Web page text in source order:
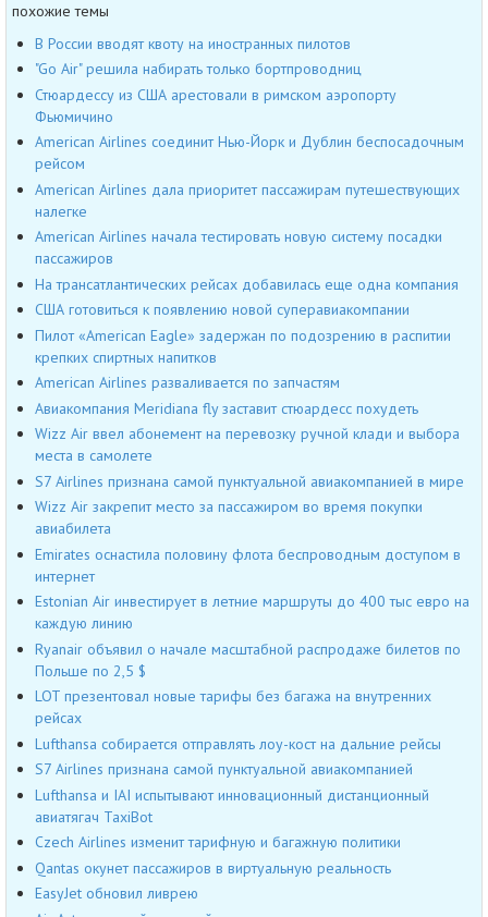
похожие темы
В России вводят квоту на иностранных пилотов
"Go Air" решила набирать только бортпроводниц
Стюардессу из США арестовали в римском аэропорту
Фьюмичино
American Airlines соединит Нью-Йорк и Дублин беспосадочным
рейсом
American Airlines дала приоритет пассажирам путешествующих
налегке
American Airlines начала тестировать новую систему посадки
пассажиров
На трансатлантических рейсах добавилась еще одна компания
США готовиться к появлению новой суперавиакомпании
Пилот «American Eagle» задержан по подозрению в распитии
крепких спиртных напитков
American Airlines разваливается по запчастям
Авиакомпания Meridiana fly заставит стюардесс похудеть
Wizz Air ввел абонемент на перевозку ручной клади и выбора
места в самолете
S7 Airlines признана самой пунктуальной авиакомпанией в мире
Wizz Air закрепит место за пассажиром во время покупки
авиабилета
Emirates оснастила половину флота беспроводным доступом в
интернет
Estonian Air инвестирует в летние маршруты до 400 тыс евро на
каждую линию
Ryanair объявил о начале масштабной распродаже билетов по
Польше по 2,5 $
LOT презентовал новые тарифы без багажа на внутренних
рейсах
Lufthansa собирается отправлять лоу-кост на дальние рейсы
S7 Airlines признана самой пунктуальной авиакомпанией
Lufthansa и IAI испытывают инновационный дистанционный
авиатягач TaxiBot
Czech Airlines изменит тарифную и багажную политики
Qantas окунет пассажиров в виртуальную реальность
EasyJet обновил ливрею